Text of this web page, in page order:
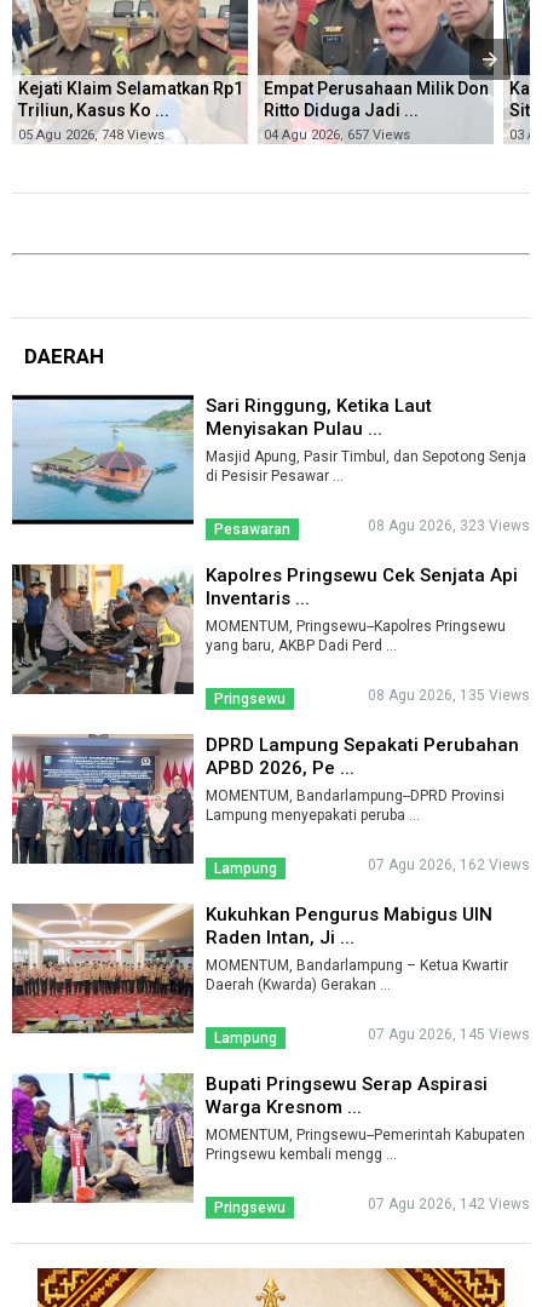
Kejati Klaim Selamatkan Rp1
Triliun, Kasus Ko ...
05 Agu 2026, 748 Views
Empat Perusahaan Milik Don
Ritto Diduga Jadi ...
04 Agu 2026, 657 Views 03
DAERAH
Sari Ringgung, Ketika Laut
Menyisakan Pulau ...
Masjid Apung, Pasir Timbul, dan Sepotong Senja
di Pesisir Pesawar ...
Pesawaran 08 Agu 2026, 323 Views
Kapolres Pringsewu Cek Senjata Api
Inventaris ...
MOMENTUM, Pringsewu--Kapolres Pringsewu
yang baru, AKBP Dadi Perd ...
Pringsewu 08 Agu 2026, 135 Views
DPRD Lampung Sepakati Perubahan
APBD 2026, Pe ...
MOMENTUM, Bandarlampung--DPRD Provinsi
Lampung menyepakati peruba ...
Lampung 07 Agu 2026, 162 Views
Kukuhkan Pengurus Mabigus UIN
Raden Intan, Ji ...
MOMENTUM, Bandarlampung – Ketua Kwartir
Daerah (Kwarda) Gerakan ...
Lampung 07 Agu 2026, 145 Views
Bupati Pringsewu Serap Aspirasi
Warga Kresnom ...
MOMENTUM, Pringsewu--Pemerintah Kabupaten
Pringsewu kembali mengg ...
Pringsewu 07 Agu 2026, 142 Views